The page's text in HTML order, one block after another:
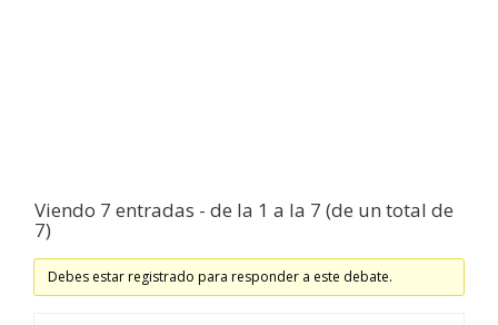
Viendo 7 entradas - de la 1 a la 7 (de un total de
7)
Debes estar registrado para responder a este debate.